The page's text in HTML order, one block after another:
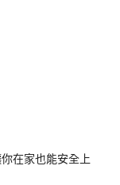
在家也能安全上